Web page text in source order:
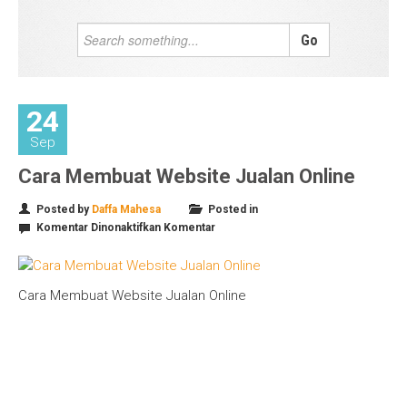
24
Sep
Cara Membuat Website Jualan Online
Posted by Daffa Mahesa
Posted in
Komentar Dinonaktifkanpada
Membuat
Jualan
Komentar
Cara Membuat Website Jualan Online